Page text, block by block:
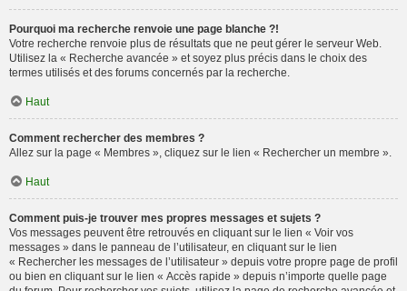
Pourquoi ma recherche renvoie une page blanche ?!
Votre recherche renvoie plus de résultats que ne peut gérer le serveur Web.
Utilisez la « Recherche avancée » et soyez plus précis dans le choix des
termes utilisés et des forums concernés par la recherche.
Haut
Comment rechercher des membres ?
Allez sur la page « Membres », cliquez sur le lien « Rechercher un membre ».
Haut
Comment puis-je trouver mes propres messages et sujets ?
Vos messages peuvent être retrouvés en cliquant sur le lien « Voir vos
messages » dans le panneau de l’utilisateur, en cliquant sur le lien
« Rechercher les messages de l’utilisateur » depuis votre propre page de profil
ou bien en cliquant sur le lien « Accès rapide » depuis n’importe quelle page